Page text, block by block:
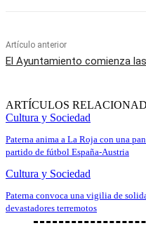
Artículo anterior
El Ayuntamiento comienza
ARTÍCULOS
Cultura y Sociedad
Paterna anima a La Roja con una
partido de fútbol España-Austria
Cultura y Sociedad
Paterna convoca una vigilia de
devastadores terremotos